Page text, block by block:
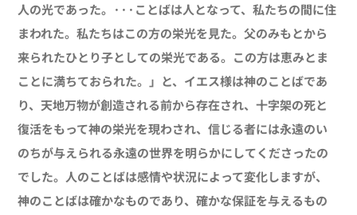
人の光であった。···ことばは人となって、私たちの間に住
まわれた。私たちはこの方の栄光を見た。父のみもとから
来られたひとり子としての栄光である。この方は恵みとま
ことに満ちておられた。」と、イエス様は神のことばであ
り、天地万物が創造される前から存在され、十字架の死と
復活をもって神の栄光を現わされ、信じる者には永遠のい
のちが与えられる永遠の世界を明らかにしてくださったの
でした。人のことばは感情や状況によって変化しますが、
神のことばは確かなものであり、確かな保証を与えるもの